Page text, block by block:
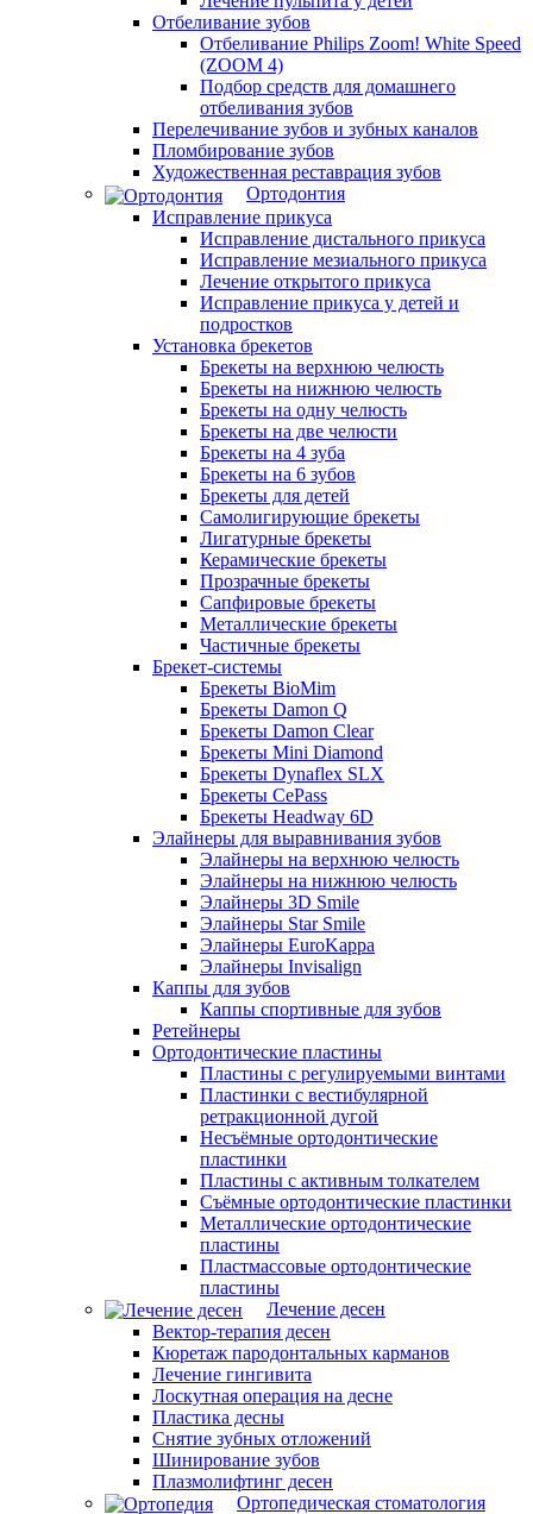
Отбеливание зубов
Отбеливание Philips Zoom! White Speed
(ZOOM 4)
Подбор средств для домашнего
отбеливания зубов
Перелечивание зубов и зубных каналов
Пломбирование зубов
Художественная реставрация зубов
Ортодонтия
Исправление прикуса
Исправление дистального прикуса
Исправление мезиального прикуса
Лечение открытого прикуса
Исправление прикуса у детей и
подростков
Установка брекетов
Брекеты на верхнюю челюсть
Брекеты на нижнюю челюсть
Брекеты на одну челюсть
Брекеты на две челюсти
Брекеты на 4 зуба
Брекеты на 6 зубов
Брекеты для детей
Самолигирующие брекеты
Лигатурные брекеты
Керамические брекеты
Прозрачные брекеты
Сапфировые брекеты
Металлические брекеты
Частичные брекеты
Брекет-системы
Брекеты BioMim
Брекеты Damon Q
Брекеты Damon Clear
Брекеты Mini Diamond
Брекеты Dynaflex SLX
Брекеты CePass
Брекеты Headway 6D
Элайнеры для выравнивания зубов
Элайнеры на верхнюю челюсть
Элайнеры на нижнюю челюсть
Элайнеры 3D Smile
Элайнеры Star Smile
Элайнеры EuroKappa
Элайнеры Invisalign
Каппы для зубов
Каппы спортивные для зубов
Ретейнеры
Ортодонтические пластины
Пластины с регулируемыми винтами
Пластинки с вестибулярной
ретракционной дугой
Несъёмные ортодонтические
пластинки
Пластины с активным толкателем
Съёмные ортодонтические пластинки
Металлические ортодонтические
пластины
Пластмассовые ортодонтические
пластины
Лечение десен
Вектор-терапия десен
Кюретаж пародонтальных карманов
Лечение гингивита
Лоскутная операция на десне
Пластика десны
Снятие зубных отложений
Шинирование зубов
Плазмолифтинг десен
Ортопедическая стоматология